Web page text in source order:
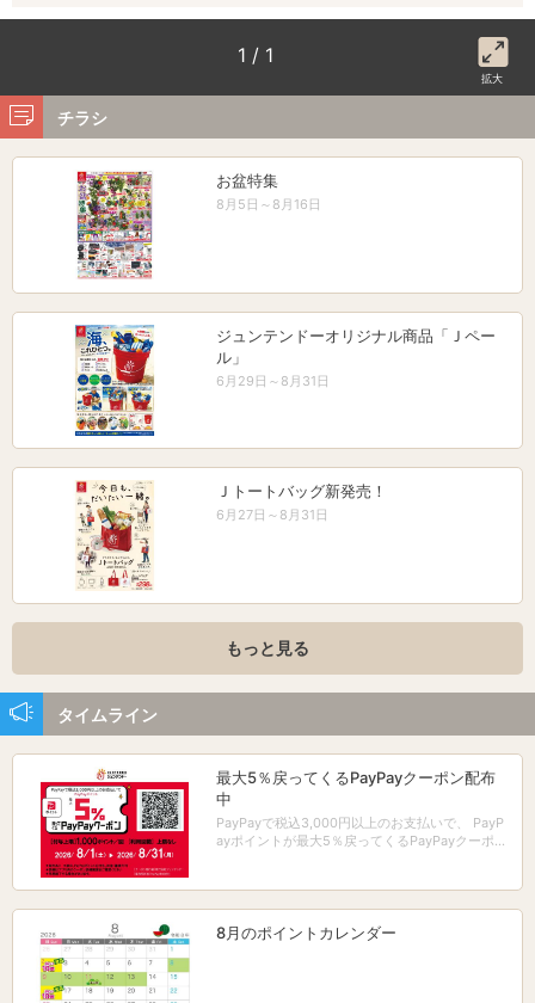
1 / 1
拡大
チラシ
お盆特集
8月5日～8月16日
ジュンテンドーオリジナル商品「Ｊペー
ル」
6月29日～8月31日
Ｊトートバッグ新発売！
6月27日～8月31日
もっと見る
タイムライン
最大5％戻ってくるPayPayクーポン配布
中
PayPayで税込3,000円以上のお支払いで、 PayP
ayポイントが最大5％戻ってくるPayPayクーポン
8月のポイントカレンダー